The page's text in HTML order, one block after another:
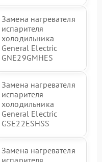
Замена нагревателя
испарителя
холодильника
General Electric
GNE29GMHES
Замена нагревателя
испарителя
холодильника
General Electric
GSE22ESHSS
Замена нагревателя